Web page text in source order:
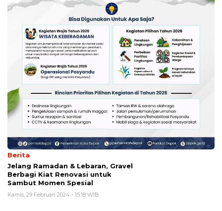
Berita
Jelang Ramadan & Lebaran, Gravel
Berbagi Kiat Renovasi untuk
Sambut Momen Spesial
Kamis, 29 Februari 2024 - 15:18 WIB